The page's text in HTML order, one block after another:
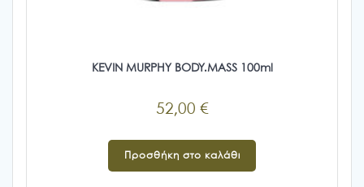
KEVIN MURPHY BODY.MASS 100ml
52,00 €
Προσθήκη στο καλάθι